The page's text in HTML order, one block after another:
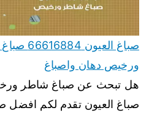
صباغ
ورخيص دهان واصباغ
هل تبحث عن صباغ شاطر
صباغ العيون تقدم لكم افضل